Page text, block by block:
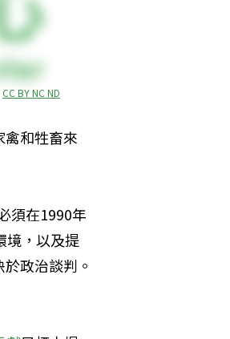
CC BY NC ND
和牲畜來
須在1990年
境，以及提
政治談判。